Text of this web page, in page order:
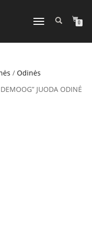
TOGGLE
0
/ Odinės
JUODA ODINĖ